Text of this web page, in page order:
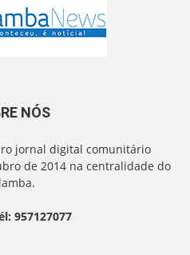
NÓS
jornal digital comunitário
de 2014 na centralidade do
957127077